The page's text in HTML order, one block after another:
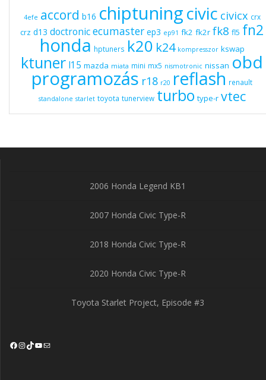
4efe accord b16 chiptuningcivic civicx crx
crz d13 doctronicecumaster ep3 ep91 fk2 fk2r fk8 fl5 fn2
honda hptuners k20 k24 kompresszor kswap
ktuner l15 mazda miata mini mx5 nismotronic nissan obd
programozás r18 r20 reflash renault
standalone starlet toyota tunerview turbo type-r vtec
2006 Honda Legend KB1
2007 Honda Civic Type-R
2018 Honda Civic Type-R
2020 Honda Civic Type-R
Toyota Starlet Project, Episode #3
Facebook
Instagram
TikTok
YouTube
Mail